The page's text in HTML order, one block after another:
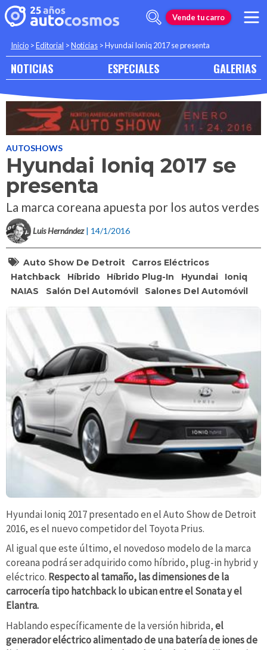
Vende tu carro
Inicio >Editorial >Noticias >Hyundai Ioniq 2017 se presenta
NOTICIAS ESPECIALES GALERIAS
AUTOSHOWS
Hyundai Ioniq 2017 se
presenta
La marca coreana apuesta por los autos verdes
Luis Hernández | 14/1/2016
Auto Show De Detroit
Carros Eléctricos
Hatchback
Híbrido Híbrido Plug-In Hyundai
Ioniq
NAIAS
Salón Del Automóvil Salones Del Automóvil
Hyundai Ioniq 2017 presentado en el Auto Show de Detroit
2016, es el nuevo competidor del Toyota Prius.
Al igual que este último, el novedoso modelo de la marca
coreana podrá ser adquirido como híbrido, plug-in hybrid y
eléctrico. Respecto al tamaño, las dimensiones de la
carrocería tipo hatchback lo ubican entre el Sonata y el
Elantra.
Hablando específicamente de la versión hibrida,el
generador eléctrico alimentado de una batería de iones de